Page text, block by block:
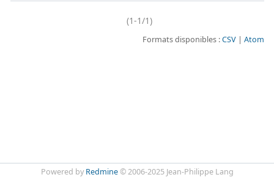
(1-1/1)
Formats disponibles :CSV Atom
Powered by Redmine© 2006-2025 Jean-Philippe Lang